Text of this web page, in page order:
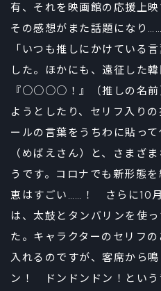
有、それを映画館の応援上映
その感想がまた話題になり
「いつも推しにかけている
した。ほかにも、遠征した
『○○○○！』（推しの名前
ようとしたり、セリフ入り
ールの言葉をうちわに貼って
（めばえさん）と、さまざ
うです。コロナでも新形態
恵はすごい……！ さらに10
は、太鼓とタンバリンを使
た。キャラクターのセリフ
入れるのですが、客席から
ン！ ドンドンドン！という